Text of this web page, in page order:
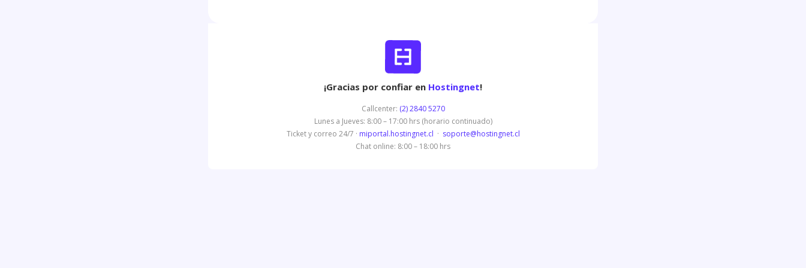
¡Gracias por confiar en Hostingnet!
Callcenter: (2) 2840 5270
Lunes a Jueves: 8:00 – 17:00 hrs (horario continuado)
Ticket y correo 24/7 · miportal.hostingnet.cl · soporte@hostingnet.cl
Chat online: 8:00 – 18:00 hrs